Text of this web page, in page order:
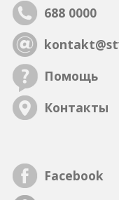
688 0000
Помощь
Контакты
Facebook